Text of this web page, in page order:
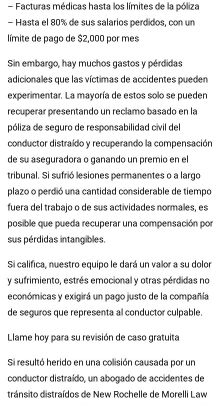
– Facturas médicas hasta los límites de la póliza
– Hasta el 80% de sus salarios perdidos, con un
límite de pago de $2,000 por mes
Sin embargo, hay muchos gastos y pérdidas
adicionales que las víctimas de accidentes pueden
experimentar. La mayoría de estos solo se pueden
recuperar presentando un reclamo basado en la
póliza de seguro de responsabilidad civil del
conductor distraído y recuperando la compensación
de su aseguradora o ganando un premio en el
tribunal. Si sufrió lesiones permanentes o a largo
plazo o perdió una cantidad considerable de tiempo
fuera del trabajo o de sus actividades normales, es
posible que pueda recuperar una compensación por
sus pérdidas intangibles.
Si califica, nuestro equipo le dará un valor a su dolor
y sufrimiento, estrés emocional y otras pérdidas no
económicas y exigirá un pago justo de la compañía
de seguros que representa al conductor culpable.
Llame hoy para su revisión de caso gratuita
Si resultó herido en una colisión causada por un
conductor distraído, un abogado de accidentes de
tránsito distraídos de New Rochelle de Morelli Law